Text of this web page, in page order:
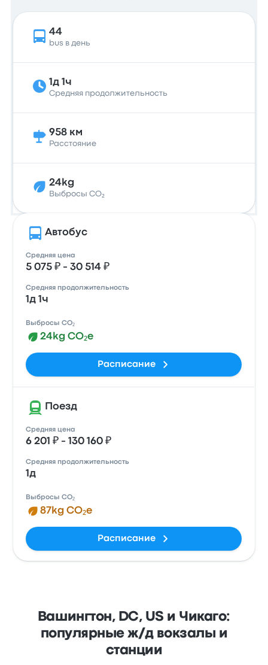
44
bus в день
1д 1ч
Средняя продолжительность
958 км
Расстояние
24kg
Выбросы CO₂
Автобус
Средняя цена
5 075 ₽ - 30 514 ₽
Средняя продолжительность
1д 1ч
Выбросы CO₂
24kg CO₂e
Расписание
Поезд
Средняя цена
6 201 ₽ - 130 160 ₽
Средняя продолжительность
1д
Выбросы CO₂
87kg CO₂e
Расписание
Вашингтон, DC, US и Чикаго:
популярные ж/д вокзалы и
станции